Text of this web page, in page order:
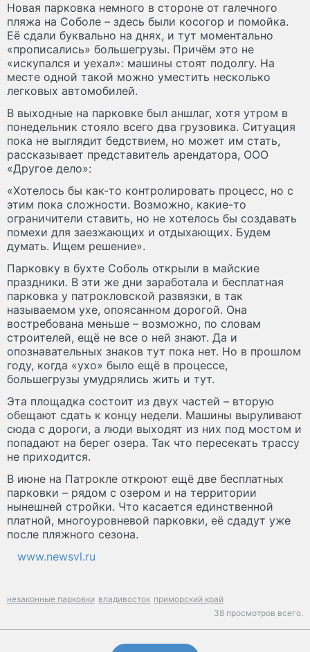
Новая парковка немного в стороне от галечного
пляжа на Соболе – здесь были косогор и помойка.
Её сдали буквально на днях, и тут моментально
«прописались» большегрузы. Причём это не
«искупался и уехал»: машины стоят подолгу. На
месте одной такой можно уместить несколько
легковых автомобилей.
В выходные на парковке был аншлаг, хотя утром в
понедельник стояло всего два грузовика. Ситуация
пока не выглядит бедствием, но может им стать,
рассказывает представитель арендатора, ООО
«Другое дело»:
«Хотелось бы как-то контролировать процесс, но с
этим пока сложности. Возможно, какие-то
ограничители ставить, но не хотелось бы создавать
помехи для заезжающих и отдыхающих. Будем
думать. Ищем решение».
Парковку в бухте Соболь открыли в майские
праздники. В эти же дни заработала и бесплатная
парковка у патрокловской развязки, в так
называемом ухе, опоясанном дорогой. Она
востребована меньше – возможно, по словам
строителей, ещё не все о ней знают. Да и
опознавательных знаков тут пока нет. Но в прошлом
году, когда «ухо» было ещё в процессе,
большегрузы умудрялись жить и тут.
Эта площадка состоит из двух частей – вторую
обещают сдать к концу недели. Машины выруливают
сюда с дороги, а люди выходят из них под мостом и
попадают на берег озера. Так что пересекать трассу
не приходится.
В июне на Патрокле откроют ещё две бесплатных
парковки – рядом с озером и на территории
нынешней стройки. Что касается единственной
платной, многоуровневой парковки, её сдадут уже
после пляжного сезона.
www.newsvl.ru
незаконные парковки владивосток приморский край
38 просмотров всего.